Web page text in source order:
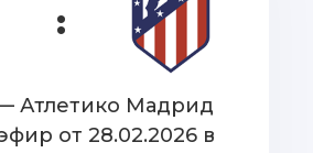
:
Атлетико Мадрид
от 28.02.2026 в